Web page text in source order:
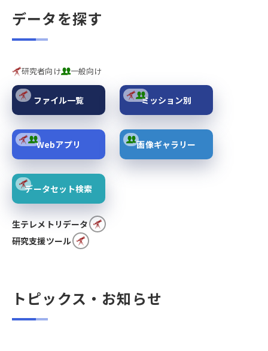
データを探す
研究者向け 一般向け
ファイル一覧 ミッション別
Webアプリ 画像ギャラリー
データセット検索
生テレメトリデータ
研究支援ツール
トピックス・お知らせ